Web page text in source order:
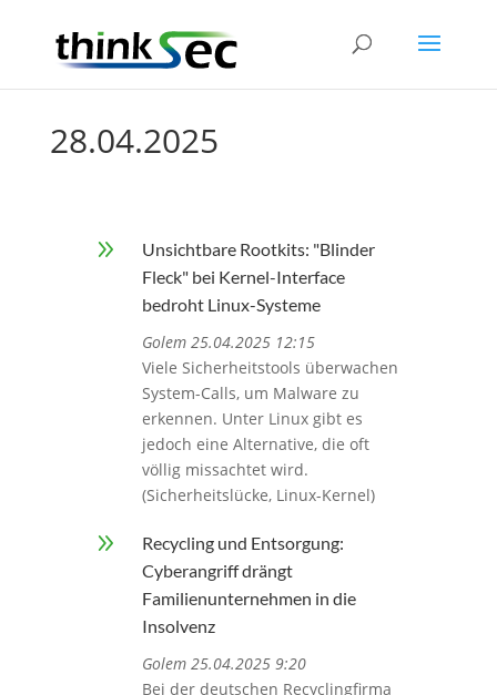
28.04.2025
9
Unsichtbare Rootkits: "Blinder
Fleck" bei Kernel-Interface
bedroht Linux-Systeme
Golem 25.04.2025 12:15
Viele Sicherheitstools überwachen
System-Calls, um Malware zu
erkennen. Unter Linux gibt es
jedoch eine Alternative, die oft
völlig missachtet wird.
(Sicherheitslücke, Linux-Kernel)
9
Recycling und Entsorgung:
Cyberangriff drängt
Familienunternehmen in die
Insolvenz
Golem 25.04.2025 9:20
Bei der deutschen Recyclingfirma